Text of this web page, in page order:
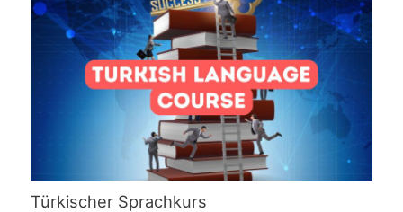
Türkischer Sprachkurs